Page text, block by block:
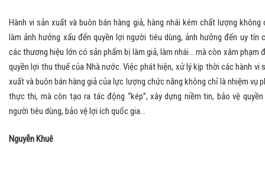
Hành vi sản xuất và buôn bán hàng giả, hàng nhái kém chất lượng không
làm ảnh hưởng xấu đến quyền lợi người tiêu dùng, ảnh hưởng đến uy tín
các thương hiệu lớn có sản phẩm bị làm giả, làm nhái… mà còn xâm phạm
quyền lợi thu thuế của Nhà nước. Việc phát hiện, xử lý kịp thời các hành vi
xuất và buôn bán hàng giả của lực lượng chức năng không chỉ là nhiệm vụ
thực thi, mà còn tạo ra tác động “kép”, xây dựng niềm tin, bảo vệ
người tiêu dùng, bảo vệ lợi ích quốc gia…
Nguyễn Khuê